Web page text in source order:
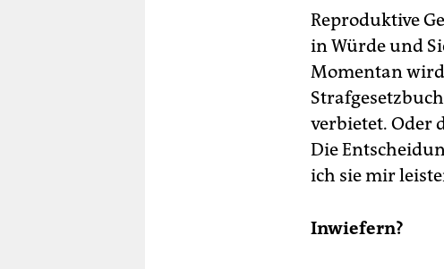
Reproduktive
in Würde und
Momentan
verbietet. Oder
Die
ich sie mir
Inwiefern?